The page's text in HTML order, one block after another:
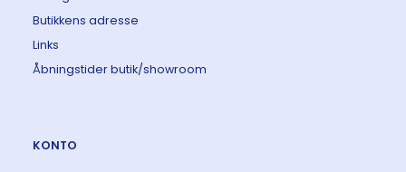
Butikkens adresse
Links
Åbningstider butik/showroom
KONTO